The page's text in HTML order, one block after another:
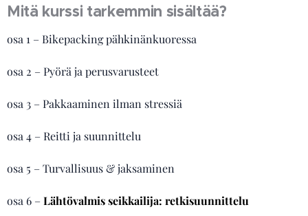
Mitä kurssi tarkemmin sisältää?
osa 1 – Bikepacking pähkinänkuoressa
osa 2 – Pyörä ja perusvarusteet
osa 3 – Pakkaaminen ilman stressiä
osa 4 – Reitti ja suunnittelu
osa 5 – Turvallisuus & jaksaminen
osa 6 –Lähtövalmis seikkailija: retkisuunnittelu